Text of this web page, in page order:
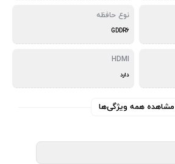
نوع حافظه
GDDR6
HDMI
دارد
مشاهده همه ویژگی‌ها